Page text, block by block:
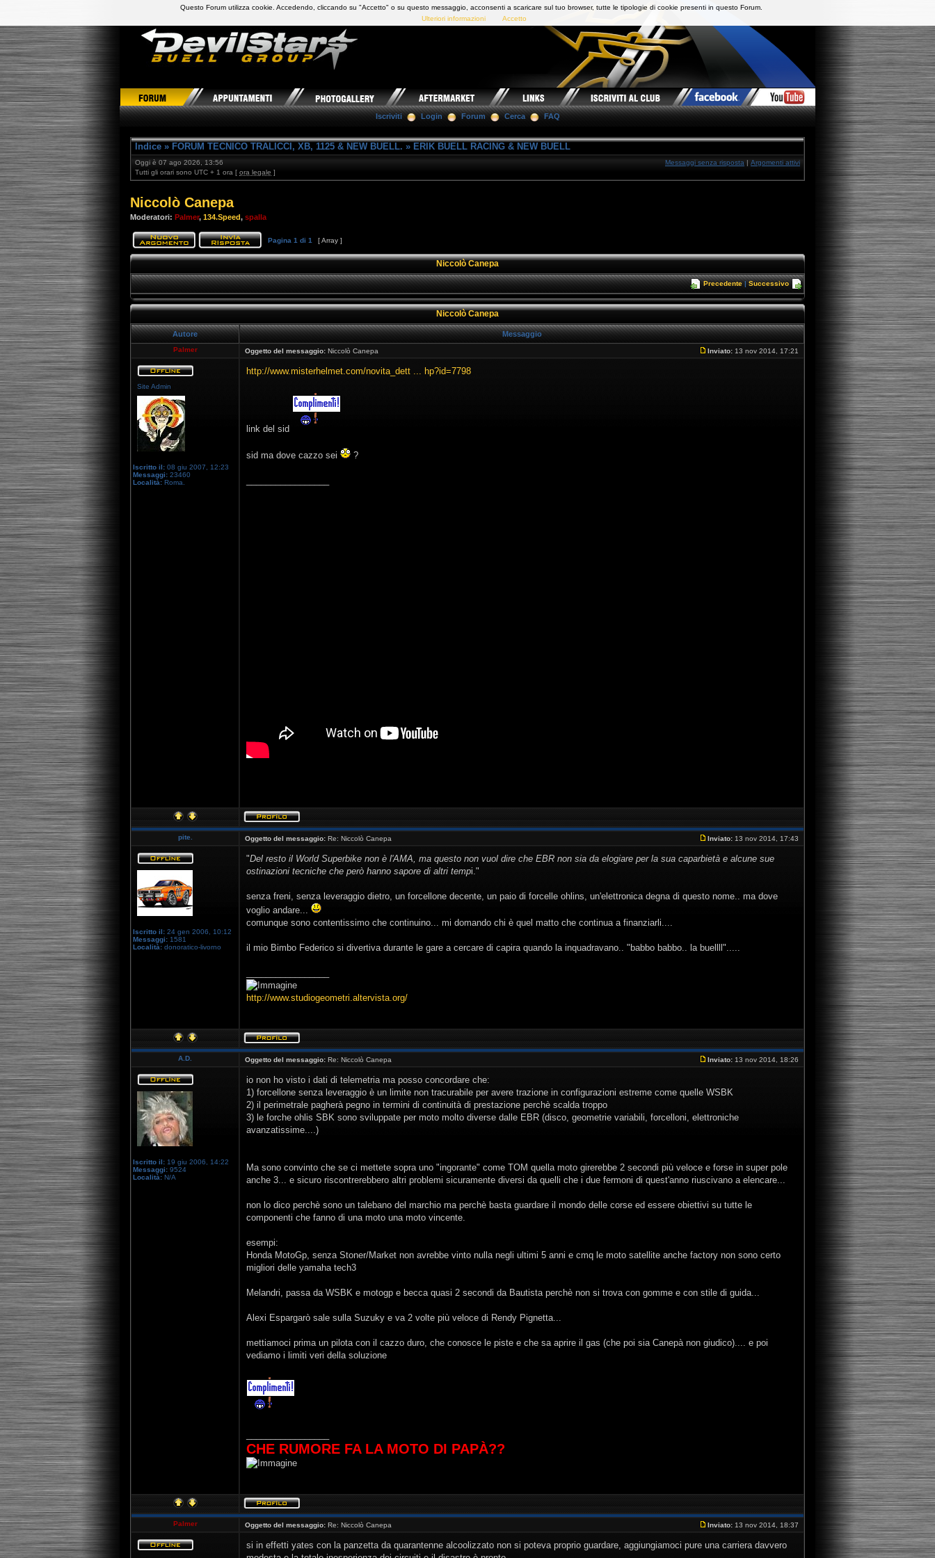
DevilStars Club Buell Italia
Iscriviti Login Forum Cerca FAQ
Indice » FORUM TECNICO TRALICCI, XB, 1125 & NEW BUELL. » ERIK BUELL RACING & NEW BUELL
Oggi è 07 ago 2026, 13:56
Tutti gli orari sono UTC + 1 ora [ ora legale ]
Messaggi senza risposta | Argomenti attivi
Niccolò Canepa
Moderatori: Palmer, 134.Speed, spalla
Pagina 1 di 1 [ Array ]
Niccolò Canepa
Precedente| Successivo
Niccolò Canepa
Autore Messaggio
Palmer Oggetto del messaggio: Niccolò Canepa Inviato: 13 nov 2014, 17:21
Site Admin
Iscritto il: 08 giu 2007, 12:23
Messaggi: 23460
Località: Roma.
http://www.misterhelmet.com/novita_dett ... hp?id=7798
link del sid
sid ma dove cazzo sei ?
pite. Oggetto del messaggio: Re: Niccolò Canepa Inviato: 13 nov 2014, 17:43
Iscritto il: 24 gen 2006, 10:12
Messaggi: 1581
Località: donoratico-livorno
"Del resto il World Superbike non è l'AMA, ma questo non vuol dire che EBR non sia da elogiare per la sua caparbietà e alcune sue
ostinazioni tecniche che però hanno sapore di altri tempi."
senza freni, senza leveraggio dietro, un forcellone decente, un paio di forcelle ohlins, un'elettronica degna di questo nome.. ma dove
voglio andare...
comunque sono contentissimo che continuino... mi domando chi è quel matto che continua a finanziarli....
il mio Bimbo Federico si divertiva durante le gare a cercare di capira quando la inquadravano.. "babbo babbo.. la buellll".....
http://www.studiogeometri.altervista.org/
A.D. Oggetto del messaggio: Re: Niccolò Canepa Inviato: 13 nov 2014, 18:26
Iscritto il: 19 giu 2006, 14:22
Messaggi: 9524
Località: N/A
io non ho visto i dati di telemetria ma posso concordare che:
1) forcellone senza leveraggio è un limite non tracurabile per avere trazione in configurazioni estreme come quelle WSBK
2) il perimetrale pagherà pegno in termini di continuità di prestazione perchè scalda troppo
3) le forche ohlis SBK sono sviluppate per moto molto diverse dalle EBR (disco, geometrie variabili, forcelloni, elettroniche
avanzatissime....)
Ma sono convinto che se ci mettete sopra uno "ingorante" come TOM quella moto girerebbe 2 secondi più veloce e forse in super pole
anche 3... e sicuro riscontrerebbero altri problemi sicuramente diversi da quelli che i due fermoni di quest'anno riuscivano a elencare...
non lo dico perchè sono un talebano del marchio ma perchè basta guardare il mondo delle corse ed essere obiettivi su tutte le
componenti che fanno di una moto una moto vincente.
esempi:
Honda MotoGp, senza Stoner/Market non avrebbe vinto nulla negli ultimi 5 anni e cmq le moto satellite anche factory non sono certo
migliori delle yamaha tech3
Melandri, passa da WSBK e motogp e becca quasi 2 secondi da Bautista perchè non si trova con gomme e con stile di guida...
Alexi Espargarò sale sulla Suzuky e va 2 volte più veloce di Rendy Pignetta...
mettiamoci prima un pilota con il cazzo duro, che conosce le piste e che sa aprire il gas (che poi sia Canepà non giudico).... e poi
vediamo i limiti veri della soluzione
CHE RUMORE FA LA MOTO DI PAPÀ??
Palmer Oggetto del messaggio: Re: Niccolò Canepa Inviato: 13 nov 2014, 18:37
si in effetti yates con la panzetta da quarantenne alcoolizzato non si poteva proprio guardare, aggiungiamoci pure una carriera davvero
Questo Forum utilizza cookie. Accedendo, cliccando su "Accetto" o su questo messaggio, acconsenti a scaricare sul tuo browser, tutte le tipologie di cookie presenti in questo Forum.
Ulteriori informazioni
Accetto